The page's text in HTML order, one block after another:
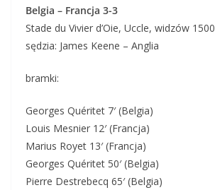
Belgia – Francja 3-3
Stade du Vivier d’Oie, Uccle, widzów 1500
sędzia: James Keene – Anglia
bramki:
Georges Quéritet 7′ (Belgia)
Louis Mesnier 12′ (Francja)
Marius Royet 13′ (Francja)
Georges Quéritet 50′ (Belgia)
Pierre Destrebecq 65′ (Belgia)